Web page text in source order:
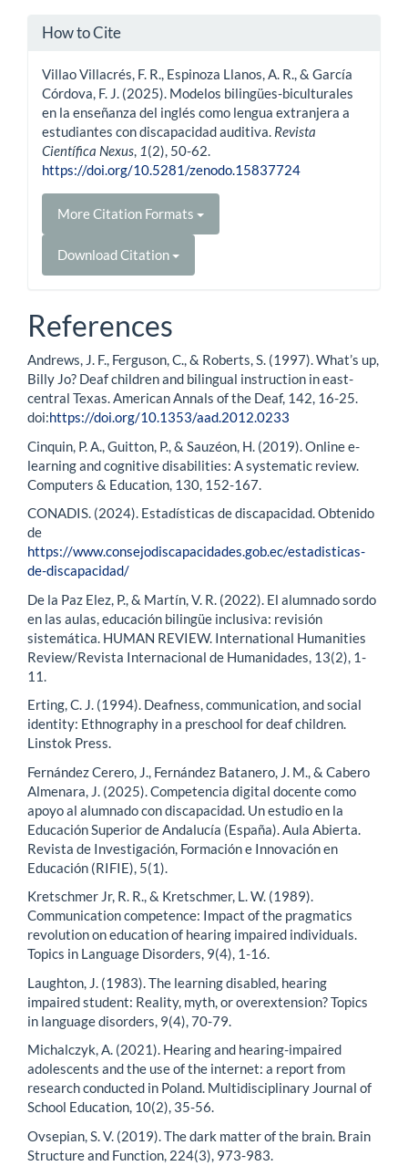
How to Cite
Villao Villacrés, F. R., Espinoza Llanos, A. R., & García
Córdova, F. J. (2025). Modelos bilingües-biculturales
en la enseñanza del inglés como lengua extranjera a
estudiantes con discapacidad auditiva. Revista
Científica Nexus 1(2), 50-62.
https://doi.org/10.5281/zenodo.15837724
More Citation Formats
Download Citation
References
Andrews, J. F., Ferguson, C., & Roberts, S. (1997). What’s up,
Billy Jo? Deaf children and bilingual instruction in east-
central Texas. American Annals of the Deaf, 142, 16-25.
doi:https://doi.org/10.1353/aad.2012.0233
Cinquin, P. A., Guitton, P., & Sauzéon, H. (2019). Online e-
learning and cognitive disabilities: A systematic review.
Computers & Education, 130, 152-167.
CONADIS. (2024). Estadísticas de discapacidad. Obtenido
de
https://www.consejodiscapacidades.gob.ec/estadisticas-
de-discapacidad/
De la Paz Elez, P., & Martín, V. R. (2022). El alumnado sordo
en las aulas, educación bilingüe inclusiva: revisión
sistemática. HUMAN REVIEW. International Humanities
Review/Revista Internacional de Humanidades, 13(2), 1-
11.
Erting, C. J. (1994). Deafness, communication, and social
identity: Ethnography in a preschool for deaf children.
Linstok Press.
Fernández Cerero, J., Fernández Batanero, J. M., & Cabero
Almenara, J. (2025). Competencia digital docente como
apoyo al alumnado con discapacidad. Un estudio en la
Educación Superior de Andalucía (España). Aula Abierta.
Revista de Investigación, Formación e Innovación en
Educación (RIFIE), 5(1).
Kretschmer Jr, R. R., & Kretschmer, L. W. (1989).
Communication competence: Impact of the pragmatics
revolution on education of hearing impaired individuals.
Topics in Language Disorders, 9(4), 1-16.
Laughton, J. (1983). The learning disabled, hearing
impaired student: Reality, myth, or overextension? Topics
in language disorders, 9(4), 70-79.
Michalczyk, A. (2021). Hearing and hearing-impaired
adolescents and the use of the internet: a report from
research conducted in Poland. Multidisciplinary Journal of
School Education, 10(2), 35-56.
Ovsepian, S. V. (2019). The dark matter of the brain. Brain
Structure and Function, 224(3), 973-983.